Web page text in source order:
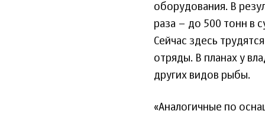
оборудования. В
раза – до 500 тонн в
Сейчас здесь
отряды. В планах у
других видов рыбы.
«Аналогичные по